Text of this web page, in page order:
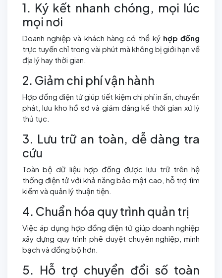
1. Ký kết nhanh chóng, mọi lúc
mọi nơi
Doanh nghiệp và khách hàng có thể ký hợp đồng
trực tuyến chỉ trong vài phút mà không bị giới hạn về
địa lý hay thời gian.
2. Giảm chi phí vận hành
Hợp đồng điện tử giúp tiết kiệm chi phí in ấn, chuyển
phát, lưu kho hồ sơ và giảm đáng kể thời gian xử lý
thủ tục.
3. Lưu trữ an toàn, dễ dàng tra
cứu
Toàn bộ dữ liệu hợp đồng được lưu trữ trên hệ
thống điện tử với khả năng bảo mật cao, hỗ trợ tìm
kiếm và quản lý thuận tiện.
4. Chuẩn hóa quy trình quản trị
Việc áp dụng hợp đồng điện tử giúp doanh nghiệp
xây dựng quy trình phê duyệt chuyên nghiệp, minh
bạch và đồng bộ hơn.
5. Hỗ trợ chuyển đổi số toàn